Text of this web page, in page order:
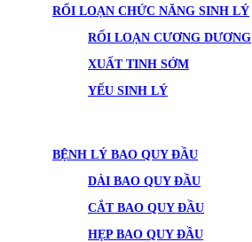
RỐI LOẠN CHỨC NĂNG SINH LÝ
RỐI LOẠN CƯƠNG DƯƠNG
XUẤT TINH SỚM
YẾU SINH LÝ
BỆNH LÝ BAO QUY ĐẦU
DÀI BAO QUY ĐẦU
CẮT BAO QUY ĐẦU
HẸP BAO QUY ĐẦU